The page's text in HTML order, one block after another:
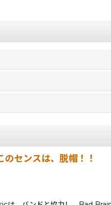
センスは、脱帽！！